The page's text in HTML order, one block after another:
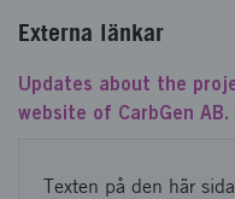
Externa länkar
Updates about the
website of CarbGen AB.
Texten på den här